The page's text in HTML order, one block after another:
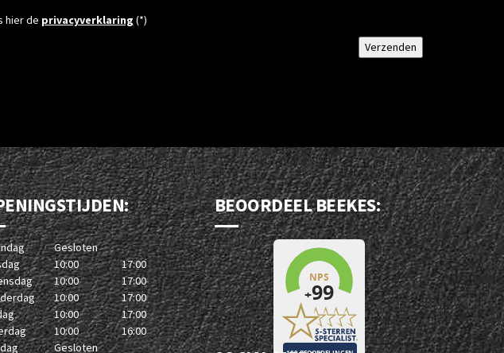
hier de privacyverklaring (*)
Gesloten
10:00
17:00
10:00
17:00
10:00
17:00
10:00
17:00
10:00
16:00
Gesloten
BEOORDEEL BEEKES: